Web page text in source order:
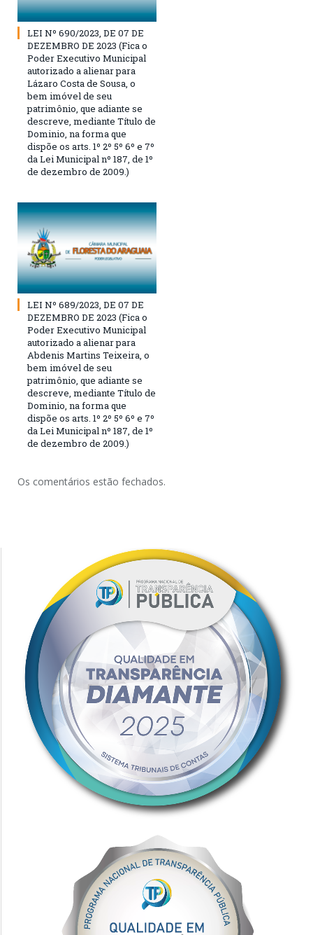
LEI Nº 690/2023, DE 07 DE
DEZEMBRO DE 2023 (Fica o
Poder Executivo Municipal
autorizado a alienar para
Lázaro Costa de Sousa, o
bem imóvel de seu
patrimônio, que adiante se
descreve, mediante Título de
Dominio, na forma que
dispõe os arts. 1º 2º 5º 6º e 7º
da Lei Municipal nº 187, de 1º
de dezembro de 2009.)
LEI Nº 689/2023, DE 07 DE
DEZEMBRO DE 2023 (Fica o
Poder Executivo Municipal
autorizado a alienar para
Abdenis Martins Teixeira, o
bem imóvel de seu
patrimônio, que adiante se
descreve, mediante Título de
Dominio, na forma que
dispõe os arts. 1º 2º 5º 6º e 7º
da Lei Municipal nº 187, de 1º
de dezembro de 2009.)
Os comentários estão fechados.